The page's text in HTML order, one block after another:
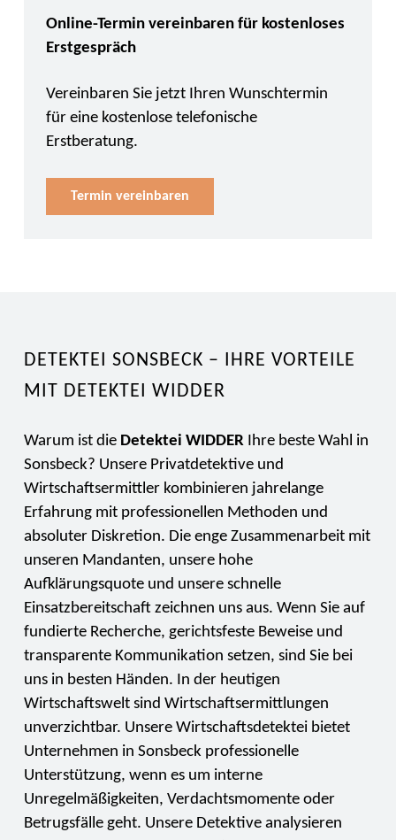
Online-Termin vereinbaren für kostenloses
Erstgespräch
Vereinbaren Sie jetzt Ihren Wunschtermin
für eine kostenlose telefonische
Erstberatung.
Termin vereinbaren
DETEKTEI SONSBECK – IHRE VORTEILE
MIT DETEKTEI WIDDER
Warum ist die Detektei WIDDERIhre beste Wahl in
Sonsbeck? Unsere Privatdetektive und
Wirtschaftsermittler kombinieren jahrelange
Erfahrung mit professionellen Methoden und
absoluter Diskretion. Die enge Zusammenarbeit mit
unseren Mandanten, unsere hohe
Aufklärungsquote und unsere schnelle
Einsatzbereitschaft zeichnen uns aus. Wenn Sie auf
fundierte Recherche, gerichtsfeste Beweise und
transparente Kommunikation setzen, sind Sie bei
uns in besten Händen. In der heutigen
Wirtschaftswelt sind Wirtschaftsermittlungen
unverzichtbar. Unsere Wirtschaftsdetektei bietet
Unternehmen in Sonsbeck professionelle
Unterstützung, wenn es um interne
Unregelmäßigkeiten, Verdachtsmomente oder
Betrugsfälle geht. Unsere Detektive analysieren